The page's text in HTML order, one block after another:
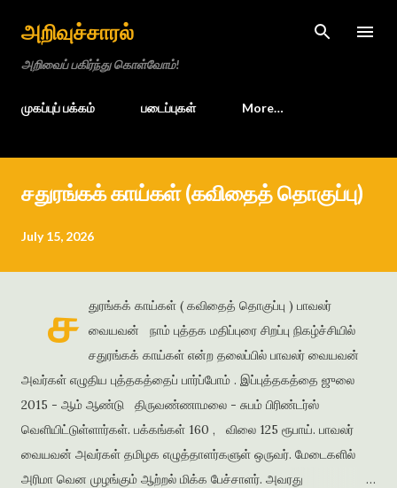
அறிவுச்சாரல்
அறிவைப் பகிர்ந்து கொள்வோம்!
முகப்புப் பக்கம் படைப்புகள் More…
சதுரங்கக் காய்கள் (கவிதைத் தொகுப்பு)
July 15, 2026
ச
துரங்கக் காய்கள் ( கவிதைத் தொகுப்பு ) பாவலர்
வையவன் நாம் புத்தக மதிப்புரை சிறப்பு நிகழ்ச்சியில்
சதுரங்கக் காய்கள் என்ற தலைப்பில் பாவலர் வையவன்
அவர்கள் எழுதிய புத்தகத்தைப் பார்ப்போம் . இப்புத்தகத்தை ஜுலை
2015 - ஆம் ஆண்டு திருவண்ணாமலை - சுபம் பிரிண்டர்ஸ்
வெளியிட்டுள்ளார்கள். பக்கங்கள் 160 , விலை 125 ரூபாய். பாவலர்
வையவன் அவர்கள் தமிழக எழுத்தாளர்களுள் ஒருவர். மேடைகளில்
அரிமா வென முழங்கும் ஆற்றல் மிக்க பேச்சாளர். அவரது